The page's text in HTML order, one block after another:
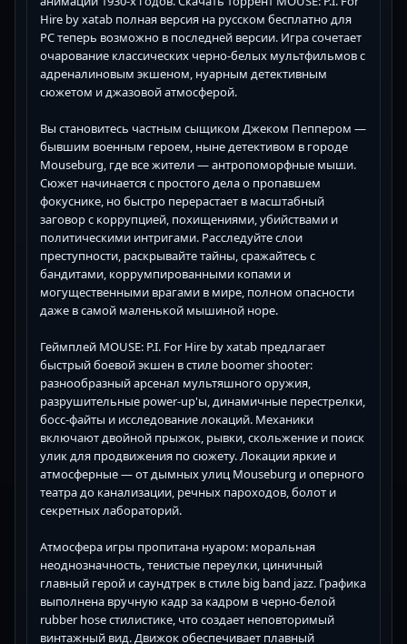
Hire by xatab полная версия на русском бесплатно для
PC теперь возможно в последней версии. Игра сочетает
очарование классических черно-белых мультфильмов с
адреналиновым экшеном, нуарным детективным
сюжетом и джазовой атмосферой.
Вы становитесь частным сыщиком Джеком Пеппером —
бывшим военным героем, ныне детективом в городе
Mouseburg, где все жители — антропоморфные мыши.
Сюжет начинается с простого дела о пропавшем
фокуснике, но быстро перерастает в масштабный
заговор с коррупцией, похищениями, убийствами и
политическими интригами. Расследуйте слои
преступности, раскрывайте тайны, сражайтесь с
бандитами, коррумпированными копами и
могущественными врагами в мире, полном опасности
даже в самой маленькой мышиной норе.
Геймплей MOUSE: P.I. For Hire by xatab предлагает
быстрый боевой экшен в стиле boomer shooter:
разнообразный арсенал мультяшного оружия,
разрушительные power-up'ы, динамичные перестрелки,
босс-файты и исследование локаций. Механики
включают двойной прыжок, рывки, скольжение и поиск
улик для продвижения по сюжету. Локации яркие и
атмосферные — от дымных улиц Mouseburg и оперного
театра до канализации, речных пароходов, болот и
секретных лабораторий.
Атмосфера игры пропитана нуаром: моральная
неоднозначность, тенистые переулки, циничный
главный герой и саундтрек в стиле big band jazz. Графика
выполнена вручную кадр за кадром в черно-белой
rubber hose стилистике, что создает неповторимый
винтажный вид. Движок обеспечивает плавный